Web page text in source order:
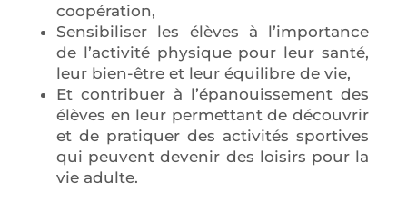
coopération,
Sensibiliser les élèves à l’importance
de l’activité physique pour leur santé,
leur bien-être et leur équilibre de vie,
Et contribuer à l’épanouissement des
élèves en leur permettant de découvrir
et de pratiquer des activités sportives
qui peuvent devenir des loisirs pour la
vie adulte.